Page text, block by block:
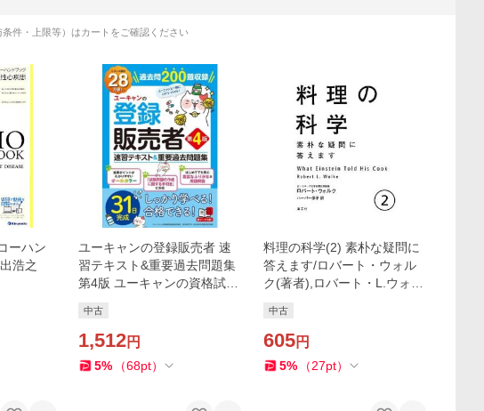
件・上限等）はカートをご確認ください
ーハン
浩之
ユーキャンの登録販売者 速
習テキスト&重要過去問題集
第4版 ユーキャンの資格試験
中古
1,512円
5% （68pt）
料理の科学(2) 素朴な疑問に
答えます/ロバート・ウォル
ク(著者),ロバート・L.ウォル
中古
605円
5% （27pt）